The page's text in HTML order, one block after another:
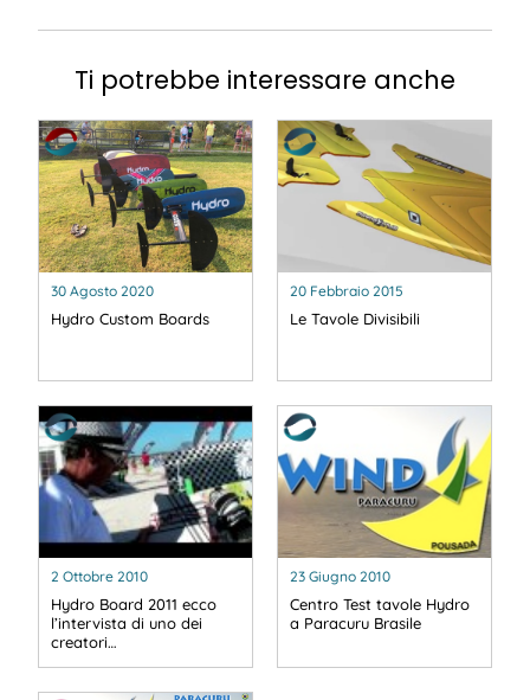
Ti potrebbe interessare anche
30 Agosto 2020
Hydro Custom Boards
20 Febbraio 2015
Le Tavole Divisibili
2 Ottobre 2010
Hydro Board 2011 ecco
l’intervista di uno dei
creatori…
23 Giugno 2010
Centro Test tavole Hydro
a Paracuru Brasile